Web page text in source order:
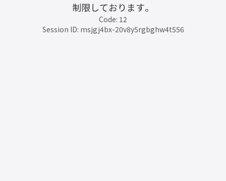
制限しております。
Code: 12
Session ID: msjgj4bx-20v8y5rgbghw4t556